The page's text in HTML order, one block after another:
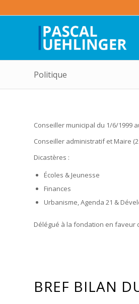
Politique
Conseiller municipal du 1/6/1999
Conseiller administratif et Maire
Dicastères :
Écoles & Jeunesse
Finances
Urbanisme, Agenda 21 &
Délégué à la fondation en faveur
BREF BILAN